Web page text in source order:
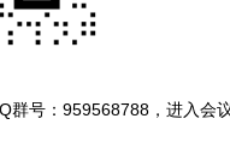
号：959568788，进入会议